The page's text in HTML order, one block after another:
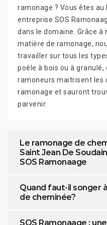
ramonage ? Vous êtes
entreprise SOS
dans le domaine. Grâce à
matière de ramonage,
travailler sur tous les
poêle à bois ou à granulé,
ramoneurs maitrisent les
ramonage et sauront
parvenir.
Le ramonage de
Saint Jean De
SOS Ramonaage
Quand faut-il songer
de cheminée?
SOS Ramonaage :